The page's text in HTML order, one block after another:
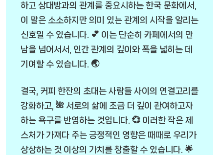
하고 상대방과의 관계를 중요시하는 한국 문화에서,
이 말은 소소하지만 의미 있는 관계의 시작을 알리는
신호일 수 있습니다. 💕 이는 단순히 카페에서의 만
남을 넘어서서, 인간 관계의 깊이와 폭을 넓히는 데
기여할 수 있습니다. 🌏
결국, 커피 한잔의 초대는 사람들 사이의 연결고리를
강화하고, 🌺 서로의 삶에 조금 더 깊이 관여하고자
하는 욕구를 반영하는 것입니다. 💞 이러한 작은 제
스처가 가져다 주는 긍정적인 영향은 때때로 우리가
상상하는 것 이상의 가치를 창출할 수 있습니다. 🌟